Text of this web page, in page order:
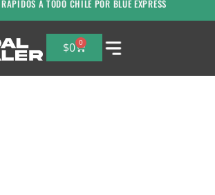
A TODO CHILE POR BLUE EXPRESS
$0 0